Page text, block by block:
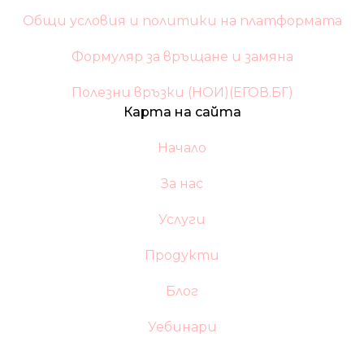
Общи условия и политики на платформата
Формуляр за връщане и замяна
Полезни връзки (НОИ)(ЕГОВ.БГ)
Карта на сайта
Начало
За нас
Услуги
Продукти
Блог
Уебинари